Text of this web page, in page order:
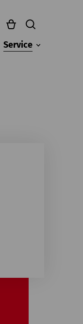
Service